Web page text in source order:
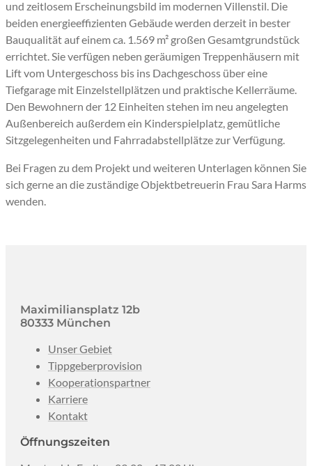
und zeitlosem Erscheinungsbild im modernen Villenstil. Die
beiden energieeffizienten Gebäude werden derzeit in bester
Bauqualität auf einem ca. 1.569 m² großen Gesamtgrundstück
errichtet. Sie verfügen neben geräumigen Treppenhäusern mit
Lift vom Untergeschoss bis ins Dachgeschoss über eine
Tiefgarage mit Einzelstellplätzen und praktische Kellerräume.
Den Bewohnern der 12 Einheiten stehen im neu angelegten
Außenbereich außerdem ein Kinderspielplatz, gemütliche
Sitzgelegenheiten und Fahrradabstellplätze zur Verfügung.
Bei Fragen zu dem Projekt und weiteren Unterlagen können Sie
sich gerne an die zuständige Objektbetreuerin Frau Sara Harms
wenden.
Maximiliansplatz 12b
80333 München
Unser Gebiet
Tippgeberprovision
Kooperationspartner
Karriere
Kontakt
Öffnungszeiten